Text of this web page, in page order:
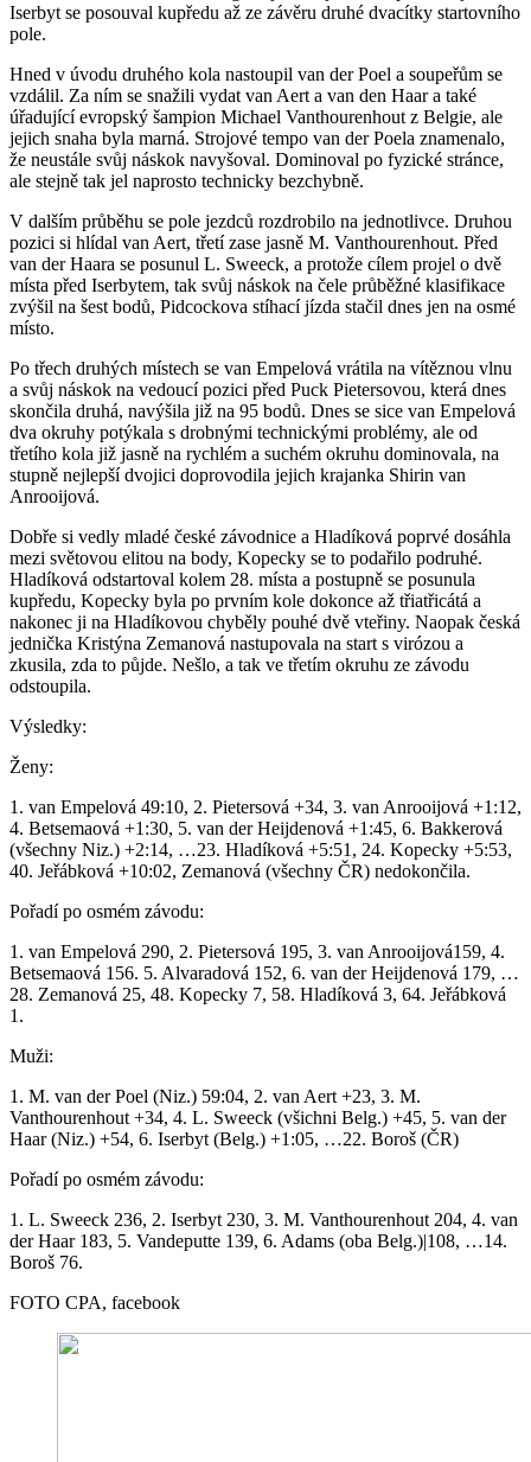
Iserbyt se posouval kupředu až ze závěru druhé dvacítky startovního
pole.
Hned v úvodu druhého kola nastoupil van der Poel a soupeřům se
vzdálil. Za ním se snažili vydat van Aert a van den Haar a také
úřadující evropský šampion Michael Vanthourenhout z Belgie, ale
jejich snaha byla marná. Strojové tempo van der Poela znamenalo,
že neustále svůj náskok navyšoval. Dominoval po fyzické stránce,
ale stejně tak jel naprosto technicky bezchybně.
V dalším průběhu se pole jezdců rozdrobilo na jednotlivce. Druhou
pozici si hlídal van Aert, třetí zase jasně M. Vanthourenhout. Před
van der Haara se posunul L. Sweeck, a protože cílem projel o dvě
místa před Iserbytem, tak svůj náskok na čele průběžné klasifikace
zvýšil na šest bodů, Pidcockova stíhací jízda stačil dnes jen na osmé
místo.
Po třech druhých místech se van Empelová vrátila na vítěznou vlnu
a svůj náskok na vedoucí pozici před Puck Pietersovou, která dnes
skončila druhá, navýšila již na 95 bodů. Dnes se sice van Empelová
dva okruhy potýkala s drobnými technickými problémy, ale od
třetího kola již jasně na rychlém a suchém okruhu dominovala, na
stupně nejlepší dvojici doprovodila jejich krajanka Shirin van
Anrooijová.
Dobře si vedly mladé české závodnice a Hladíková poprvé dosáhla
mezi světovou elitou na body, Kopecky se to podařilo podruhé.
Hladíková odstartoval kolem 28. místa a postupně se posunula
kupředu, Kopecky byla po prvním kole dokonce až třiatřicátá a
nakonec ji na Hladíkovou chyběly pouhé dvě vteřiny. Naopak česká
jednička Kristýna Zemanová nastupovala na start s virózou a
zkusila, zda to půjde. Nešlo, a tak ve třetím okruhu ze závodu
odstoupila.
Výsledky:
Ženy:
1. van Empelová 49:10, 2. Pietersová +34, 3. van Anrooijová +1:12,
4. Betsemaová +1:30, 5. van der Heijdenová +1:45, 6. Bakkerová
(všechny Niz.) +2:14, …23. Hladíková +5:51, 24. Kopecky +5:53,
40. Jeřábková +10:02, Zemanová (všechny ČR) nedokončila.
Pořadí po osmém závodu:
1. van Empelová 290, 2. Pietersová 195, 3. van Anrooijová159, 4.
Betsemaová 156. 5. Alvaradová 152, 6. van der Heijdenová 179, …
28. Zemanová 25, 48. Kopecky 7, 58. Hladíková 3, 64. Jeřábková
1.
Muži:
1. M. van der Poel (Niz.) 59:04, 2. van Aert +23, 3. M.
Vanthourenhout +34, 4. L. Sweeck (všichni Belg.) +45, 5. van der
Haar (Niz.) +54, 6. Iserbyt (Belg.) +1:05, …22. Boroš (ČR)
Pořadí po osmém závodu:
1. L. Sweeck 236, 2. Iserbyt 230, 3. M. Vanthourenhout 204, 4. van
der Haar 183, 5. Vandeputte 139, 6. Adams (oba Belg.)|108, …14.
Boroš 76.
FOTO CPA, facebook